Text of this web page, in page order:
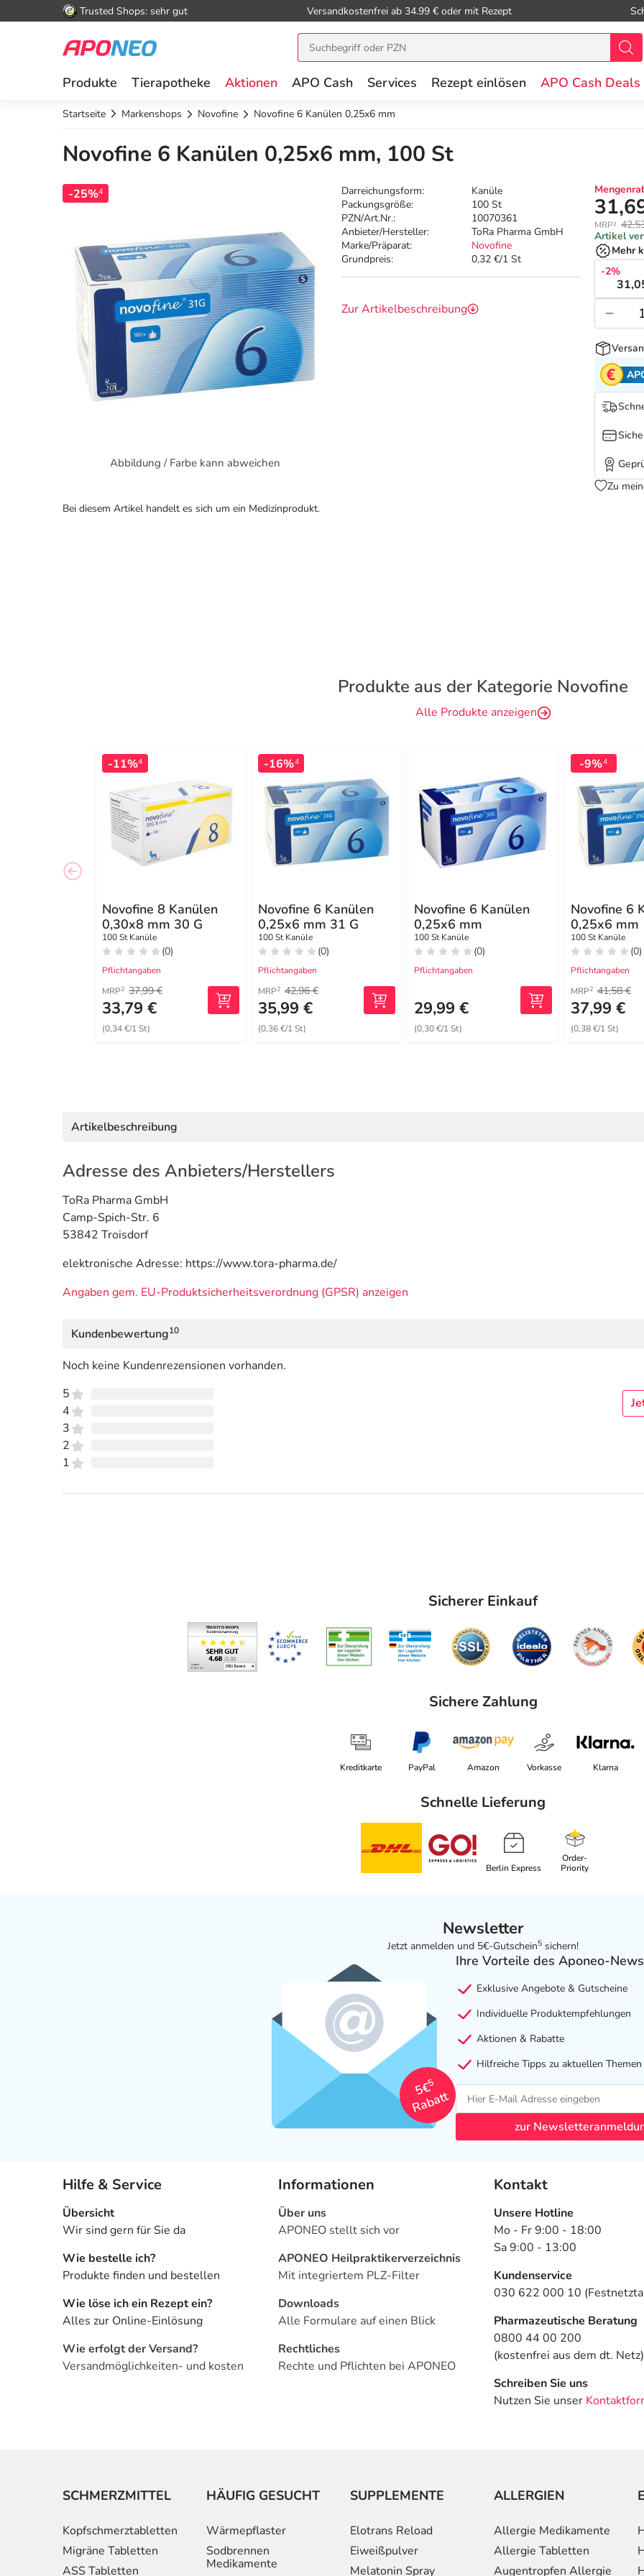
Trusted Shops: sehr gut Versandkostenfrei ab 34.99 € oder mit Rezept
Produkte Tierapotheke Aktionen APO Cash Services Rezept einlösen APO Cash Deals
Startseite Markenshops Novofine Novofine 6 Kanülen 0,25x6 mm
Novofine 6 Kanülen 0,25x6 mm, 100 St
-25%4
Abbildung / Farbe kann abweichen
Darreichungsform:
Kanüle
Packungsgröße:
100 St
PZN/Art.Nr.:
10070361
Anbieter/Hersteller:
ToRa Pharma GmbH
Marke/Präparat:
Novofine
Grundpreis:
0,32 €/1 St
Zur Artikelbeschreibung
MRP²
Artikel
Mehr
-2%
Zu
Bei diesem Artikel handelt es sich um ein Medizinprodukt.
Produkte aus der Kategorie Novofine
Alle Produkte anzeigen
-11%4
Novofine 8 Kanülen
0,30x8 mm 30 G
100 St Kanüle
(0)
Pflichtangaben
MRP2 37,99 €
33,79 €
(0,34 €/1 St)
-16%4
Novofine 6 Kanülen
0,25x6 mm 31 G
100 St Kanüle
(0)
Pflichtangaben
MRP2 42,96 €
35,99 €
(0,36 €/1 St)
Novofine 6 Kanülen
0,25x6 mm
100 St Kanüle
(0)
Pflichtangaben
29,99 €
(0,30 €/1 St)
-9%4
Novofine 6
0,25x6 mm
100 St Kanüle
(0)
Pflichtangaben
MRP2 41,58 €
37,99 €
(0,38 €/1 St)
Artikelbeschreibung
Adresse des Anbieters/Herstellers
ToRa Pharma GmbH
Camp-Spich-Str. 6
53842 Troisdorf
elektronische Adresse: https://www.tora-pharma.de/
Angaben gem. EU-Produktsicherheitsverordnung (GPSR) anzeigen
Kundenbewertung10
Noch keine Kundenrezensionen vorhanden.
5
4
3
2
1
Sicherer Einkauf
Sichere Zahlung
Kreditkarte PayPal Amazon Vorkasse Klarna
Schnelle Lieferung
Berlin Express
Order-
Priority
Newsletter
Jetzt anmelden und 5€-Gutschein5 sichern!
5€
5
Rabatt
Ihre Vorteile des Aponeo-
Exklusive Angebote & Gutscheine
Individuelle Produktempfehlungen
Aktionen & Rabatte
Hilfreiche Tipps zu aktuellen Themen
zur
Hilfe & Service
Übersicht
Wir sind gern für Sie da
Wie bestelle ich?
Produkte finden und bestellen
Wie löse ich ein Rezept ein?
Alles zur Online-Einlösung
Wie erfolgt der Versand?
Versandmöglichkeiten- und kosten
Informationen
Über uns
APONEO stellt sich vor
APONEO Heilpraktikerverzeichnis
Mit integriertem PLZ-Filter
Downloads
Alle Formulare auf einen Blick
Rechtliches
Rechte und Pflichten bei APONEO
Kontakt
Unsere Hotline
Mo - Fr 9:00 - 18:00
Sa 9:00 - 13:00
Kundenservice
030 622 000 10
Pharmazeutische Beratung
0800 44 00 200
(kostenfrei aus dem dt. Netz)
Schreiben Sie uns
Nutzen Sie unser
SCHMERZMITTEL
Kopfschmerztabletten
Migräne Tabletten
ASS Tabletten
HÄUFIG GESUCHT
Wärmepflaster
Sodbrennen
Medikamente
SUPPLEMENTE
Elotrans Reload
Eiweißpulver
Melatonin Spray
ALLERGIEN
Allergie Medikamente
Allergie Tabletten
Augentropfen Allergie